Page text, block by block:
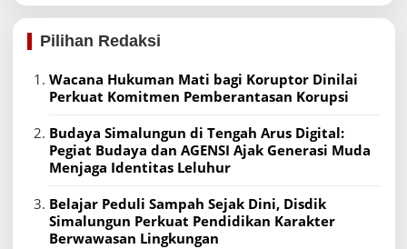
Pilihan Redaksi
Wacana Hukuman Mati bagi Koruptor Dinilai
Perkuat Komitmen Pemberantasan Korupsi
Budaya Simalungun di Tengah Arus Digital:
Pegiat Budaya dan AGENSI Ajak Generasi Muda
Menjaga Identitas Leluhur
Belajar Peduli Sampah Sejak Dini, Disdik
Simalungun Perkuat Pendidikan Karakter
Berwawasan Lingkungan